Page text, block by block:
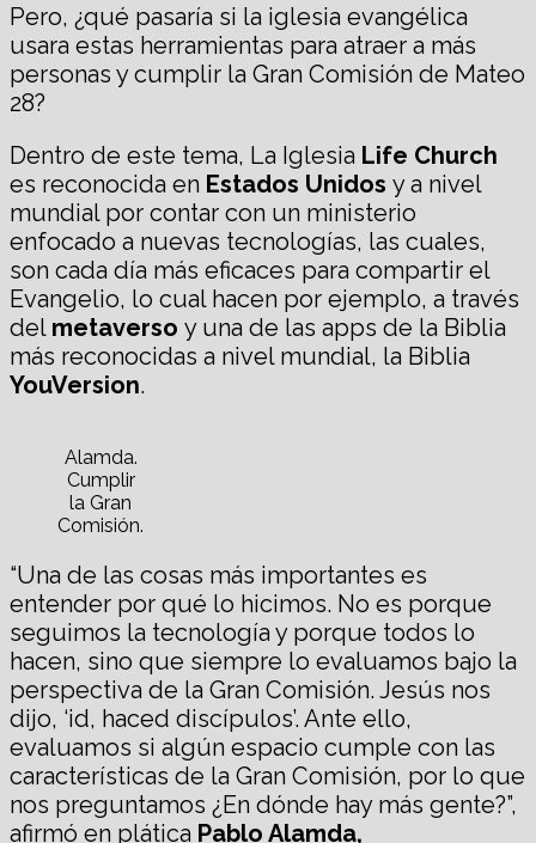
Pero, ¿qué pasaría si la iglesia evangélica
usara estas herramientas para atraer a más
personas y cumplir la Gran Comisión de Mateo
28?
Dentro de este tema, La Iglesia Life Church
es reconocida en Estados Unidos y a nivel
mundial por contar con un ministerio
enfocado a nuevas tecnologías, las cuales,
son cada día más eficaces para compartir el
Evangelio, lo cual hacen por ejemplo, a través
del metaverso y una de las apps de la Biblia
más reconocidas a nivel mundial, la Biblia
YouVersion.
Alamda.
Cumplir
la Gran
Comisión.
“Una de las cosas más importantes es
entender por qué lo hicimos. No es porque
seguimos la tecnología y porque todos lo
hacen, sino que siempre lo evaluamos bajo la
perspectiva de la Gran Comisión. Jesús nos
dijo, ‘id, haced discípulos’. Ante ello,
evaluamos si algún espacio cumple con las
características de la Gran Comisión, por lo que
nos preguntamos ¿En dónde hay más gente?”,
afirmó en plática Pablo Alamda,